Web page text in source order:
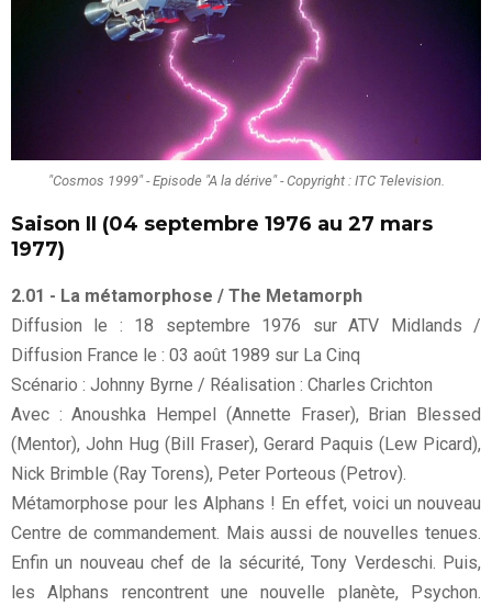
"Cosmos 1999" - Episode "A la dérive" - Copyright : ITC Television.
Saison II (04 septembre 1976 au 27 mars
1977)
2.01 - La métamorphose / The Metamorph
Diffusion le : 18 septembre 1976 sur ATV Midlands /
Diffusion France le : 03 août 1989 sur La Cinq
Scénario : Johnny Byrne / Réalisation : Charles Crichton
Avec : Anoushka Hempel (Annette Fraser), Brian Blessed
(Mentor), John Hug (Bill Fraser), Gerard Paquis (Lew Picard),
Nick Brimble (Ray Torens), Peter Porteous (Petrov).
Métamorphose pour les Alphans ! En effet, voici un nouveau
Centre de commandement. Mais aussi de nouvelles tenues.
Enfin un nouveau chef de la sécurité, Tony Verdeschi. Puis,
les Alphans rencontrent une nouvelle planète, Psychon.